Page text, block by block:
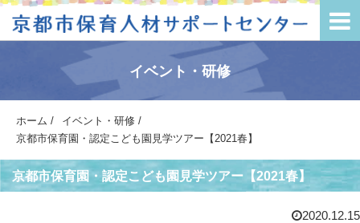
イベント・研修
ホーム / イベント・研修 /
京都市保育園・認定こども園見学ツアー【2021春】
京都市保育園・認定こども園見学ツアー【2021春】
2020.12.15